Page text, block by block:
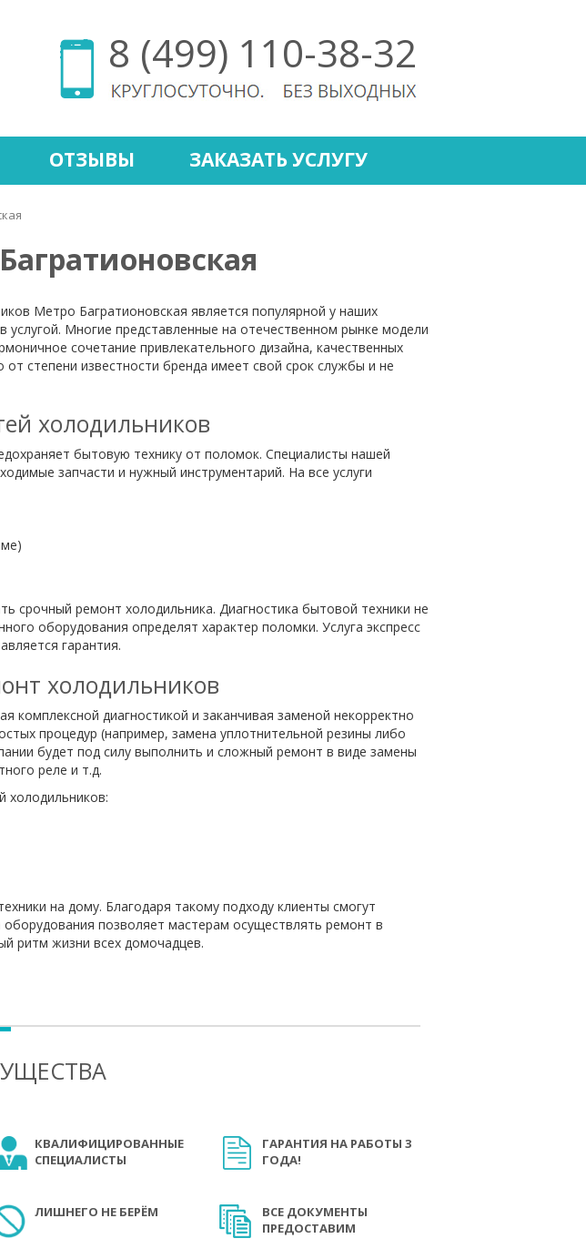
8 (499) 110-38-32
ОТЗЫВЫ ЗАКАЗАТЬ УСЛУГУ
Метро Багратионовская является популярной у наших
услугой. Многие представленные на отечественном рынке модели
сочетание привлекательного дизайна, качественных
степени известности бренда имеет свой срок службы и не
холодильников
бытовую технику от поломок. Специалисты нашей
запчасти и нужный инструментарий. На все услуги
срочный ремонт холодильника. Диагностика бытовой техники не
оборудования определят характер поломки. Услуга экспресс
гарантия.
холодильников
комплексной диагностикой и заканчивая заменой некорректно
процедур (например, замена уплотнительной резины либо
будет под силу выполнить и сложный ремонт в виде замены
реле и т.д.
холодильников:
на дому. Благодаря такому подходу клиенты смогут
позволяет мастерам осуществлять ремонт в
ритм жизни всех домочадцев.
КВАЛИФИЦИРОВАННЫЕ
СПЕЦИАЛИСТЫ
ГАРАНТИЯ НА РАБОТЫ 3
ГОДА!
ЛИШНЕГО НЕ БЕРЁМ
ВСЕ ДОКУМЕНТЫ
ПРЕДОСТАВИМ